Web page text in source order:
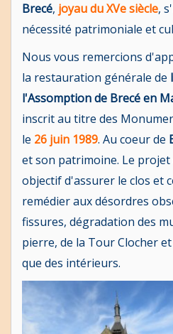
Brecé, joyau du XVe siècle,
nécessité patrimoniale et
Nous vous remercions
la restauration générale de
l'Assomption de Brecé en
inscrit au titre des
le 26 juin 1989. Au coeur de
et son patrimoine. Le
objectif d'assurer le clos et
remédier aux désordres
fissures, dégradation des
pierre, de la Tour Clocher
que des intérieurs.